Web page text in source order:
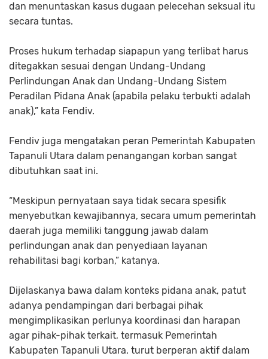
dan menuntaskan kasus dugaan pelecehan seksual itu
secara tuntas.
Proses hukum terhadap siapapun yang terlibat harus
ditegakkan sesuai dengan Undang-Undang
Perlindungan Anak dan Undang-Undang Sistem
Peradilan Pidana Anak (apabila pelaku terbukti adalah
anak),” kata Fendiv.
Fendiv juga mengatakan peran Pemerintah Kabupaten
Tapanuli Utara dalam penangangan korban sangat
dibutuhkan saat ini.
“Meskipun pernyataan saya tidak secara spesifik
menyebutkan kewajibannya, secara umum pemerintah
daerah juga memiliki tanggung jawab dalam
perlindungan anak dan penyediaan layanan
rehabilitasi bagi korban,” katanya.
Dijelaskanya bawa dalam konteks pidana anak, patut
adanya pendampingan dari berbagai pihak
mengimplikasikan perlunya koordinasi dan harapan
agar pihak-pihak terkait, termasuk Pemerintah
Kabupaten Tapanuli Utara, turut berperan aktif dalam